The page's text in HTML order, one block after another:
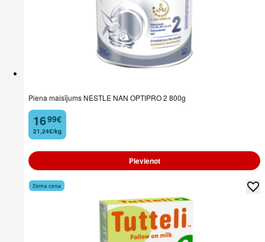
Piena maisījums NESTLE NAN OPTIPRO 2 800g
16
. 99€
21,24€/kg
Pievienot